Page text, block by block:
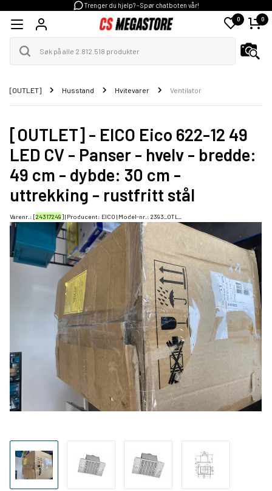
Trenger du hjelp? - Spør chatboten vår!
0 0
[OUTLET] Husstand Hvitevarer Ventilator
[OUTLET] - EICO Eico 622-12 49
LED CV - Panser - hvelv - bredde:
49 cm - dybde: 30 cm -
uttrekking - rustfritt stål
Varenr.: [24317249] | Producent: EICO | Model-nr.: 2393_OTL_